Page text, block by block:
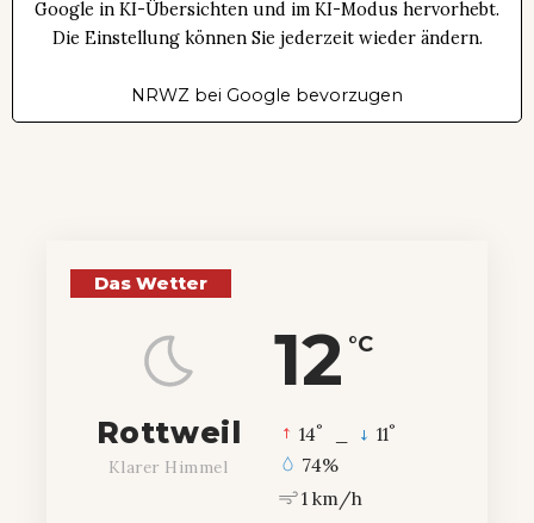
Google in KI-Übersichten und im KI-Modus hervorhebt.
Die Einstellung können Sie jederzeit wieder ändern.
NRWZ bei Google bevorzugen
Das Wetter
12 °C
Rottweil
Klarer Himmel
14° 11°
74%
1 km/h